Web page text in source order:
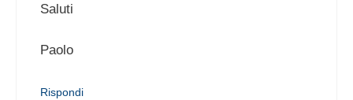
Saluti
Paolo
Rispondi